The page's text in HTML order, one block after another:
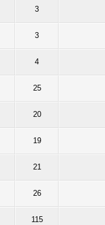
3
3
4
25
20
19
21
26
115